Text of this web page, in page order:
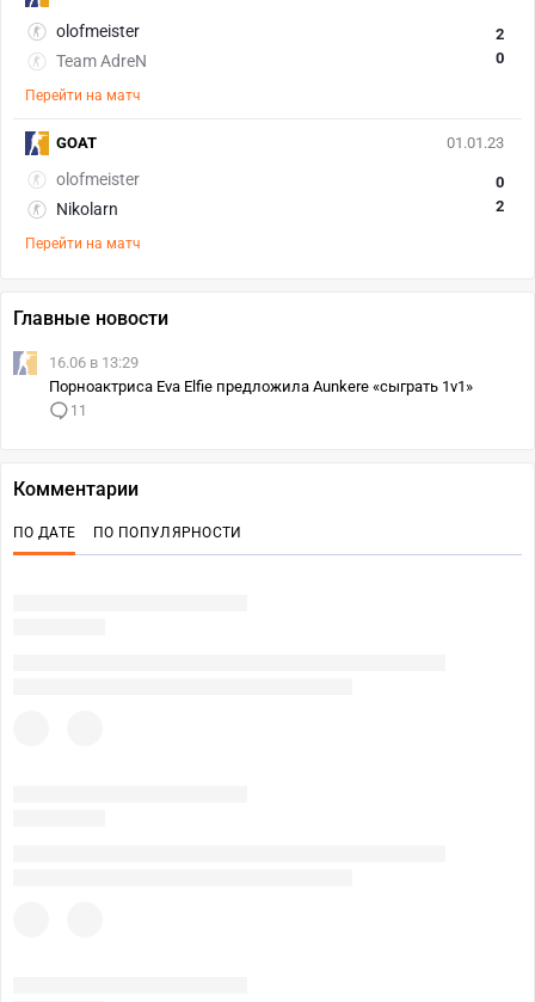
olofmeister
Team AdreN
2
0
Перейти на матч
01.01.23
olofmeister
Nikolarn
0
2
Перейти на матч
GOAT
Главные новости
16.06 в 13:29
Порноактриса Eva Elfie предложила Aunkere «сыграть 1v1»
11
Комментарии
ПО ДАТЕ ПО ПОПУЛЯРНОСТИ